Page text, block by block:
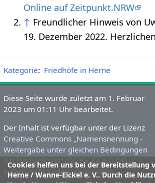
Online auf Zeitpunkt.NRW
↑ Freundlicher Hinweis von
19. Dezember 2022.
Kategorie: Friedhöfe in Herne
Cookies helfen uns bei der Bereitstellung
Herne / Wanne-Eickel e. V.. Durch die
Diese Seite wurde zuletzt am 1. Februar
2023 um 01:11 Uhr bearbeitet.
Der Inhalt ist verfügbar unter der Lizenz
Creative Commons „Namensnennung -
Weitergabe unter gleichen Bedingungen
3.0 Deutschland“ (CC BY-SA 3.0 DE)
sofern nicht anders angegeben.